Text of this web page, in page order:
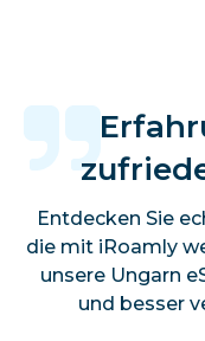
Entdecken Sie
die mit iRoamly
unsere Ungarn
und besser